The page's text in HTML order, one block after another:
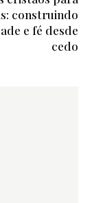
construindo
e fé desde
cedo